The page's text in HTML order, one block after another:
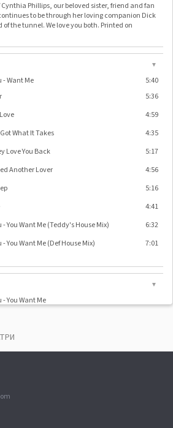
Phillips, our beloved sister, friend and fan
to be through her loving companion Dick
the tunnel. We love you both. Printed on
▼
- Want Me
5:40
5:36
4:59
What It Takes
4:35
Love You Back
5:17
Another Lover
4:56
5:16
4:41
- You Want Me (Teddy's House Mix)
6:32
- You Want Me (Def House Mix) 7:01
▼
- You Want Me